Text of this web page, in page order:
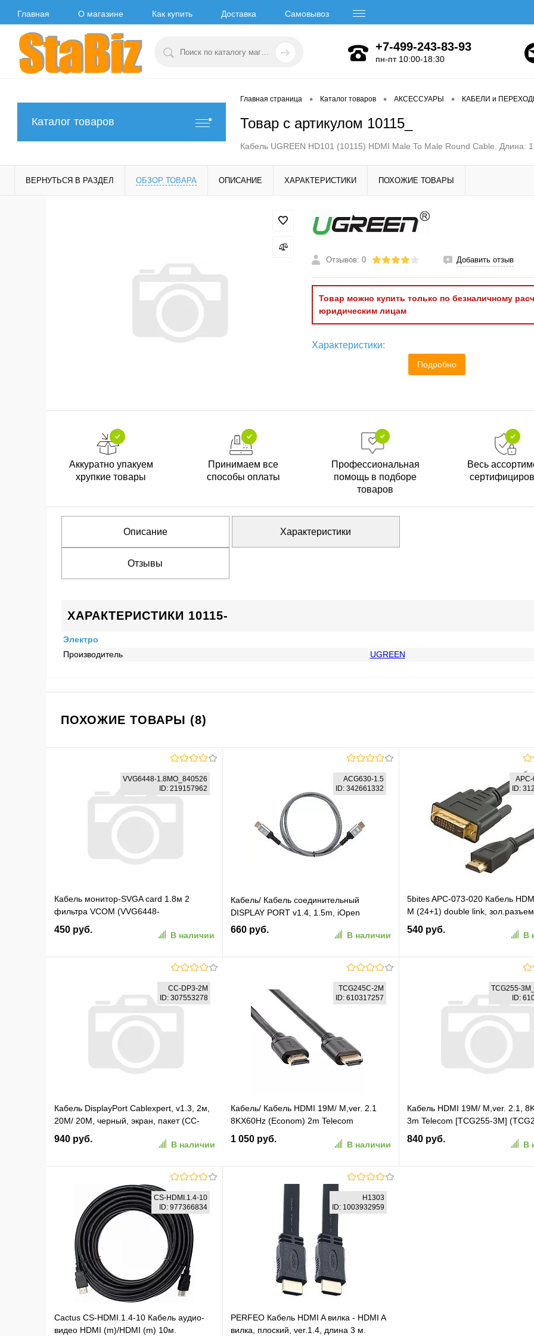
Главная О магазине Как купить Доставка Самовывоз
+7-499-243-83-93
пн-пт 10:00-18:30
Каталог товаров
Главная страница • Каталог товаров • АКСЕССУАРЫ • КАБЕЛИ и
Товар с артикулом 10115_
Кабель UGREEN HD101 (10115) HDMI Male To Male Round Cable. Длина:
ВЕРНУТЬСЯ В РАЗДЕЛ ОБЗОР ТОВАРА ОПИСАНИЕ ХАРАКТЕРИСТИКИ ПОХОЖИЕ ТОВАРЫ
Отзывов: 0 Добавить отзыв
Товар можно купить только по безналичному
юридическим лицам
Характеристики:
Подробно
Аккуратно упакуем
хрупкие товары
Принимаем все
способы оплаты
Профессиональная
помощь в подборе
товаров
Весь
Описание Характеристики
Отзывы
ХАРАКТЕРИСТИКИ 10115-
Электро
Производитель
UGREEN
ПОХОЖИЕ ТОВАРЫ (8)
VVG6448-1.8MO_840526
ID: 219157962
Кабель монитор-SVGA card 1.8м 2
фильтра VCOM (VVG6448-
1.8MO_840526)
450 руб.
В наличии
В избранное К сравнению
ACG630-1.5
ID: 342661332
Кабель/ Кабель соединительный
DISPLAY PORT v1.4, 1.5m, iOpen
660 руб.
В наличии
В корзину
В избранное
ID:
5bites APC-073-020 Кабель
M (24+1) double link,
ферр.кольца, 2м.
540 руб.
В
В корзину
В избранное К
CC-DP3-2M
ID: 307553278
Кабель DisplayPort Cablexpert, v1.3, 2м,
20M/ 20M, черный, экран, пакет (CC-
DP3-2M)
940 руб.
В наличии
В корзину
В избранное К сравнению
TCG245C-2M
ID: 610317257
Кабель/ Кабель HDMI 19M/ M,ver. 2.1
8KX60Hz (Econom) 2m Telecom
[TCG245C-2M]
1 050 руб.
В наличии
В корзину
В избранное К сравнению
TCG255-
ID:
Кабель HDMI 19M/ M,ver. 2.1,
3m Telecom [TCG255-3M]
3M_049293)
840 руб.
В
CS-HDMI.1.4-10
ID: 977366834
Cactus CS-HDMI.1.4-10 Кабель аудио-
видео HDMI (m)/HDMI (m) 10м.
H1303
ID: 1003932959
PERFEO Кабель HDMI A вилка - HDMI A
вилка, плоский, ver.1.4, длина 3 м.